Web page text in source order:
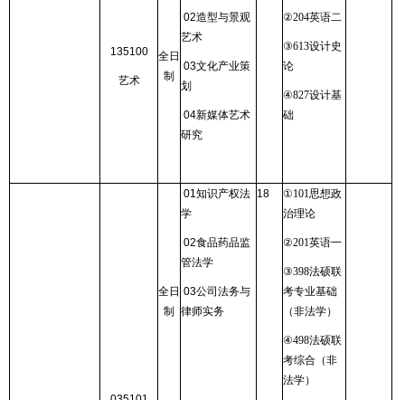
135100
艺术
全日
制
02造型与景观
艺术
03文化产业策
划
04新媒体艺术
研究
②204英语二
③613设计史
论
④827设计基
础
全日
制
01知识产权法
学
02食品药品监
管法学
03公司法务与
律师实务
18 ①101思想政
治理论
②201英语一
③398法硕联
考专业基础
（非法学）
④498法硕联
考综合（非
法学）